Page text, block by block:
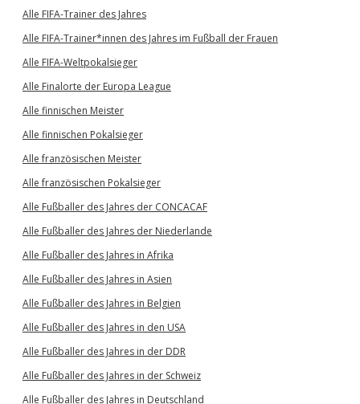
Alle FIFA-Trainer des Jahres
Alle FIFA-Trainer*innen des Jahres im Fußball der Frauen
Alle FIFA-Weltpokalsieger
Alle Finalorte der Europa League
Alle finnischen Meister
Alle finnischen Pokalsieger
Alle französischen Meister
Alle französischen Pokalsieger
Alle Fußballer des Jahres der CONCACAF
Alle Fußballer des Jahres der Niederlande
Alle Fußballer des Jahres in Afrika
Alle Fußballer des Jahres in Asien
Alle Fußballer des Jahres in Belgien
Alle Fußballer des Jahres in den USA
Alle Fußballer des Jahres in der DDR
Alle Fußballer des Jahres in der Schweiz
Alle Fußballer des Jahres in Deutschland